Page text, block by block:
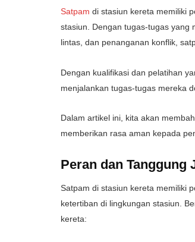
Satpam di stasiun kereta memiliki
stasiun. Dengan tugas-tugas yang
lintas, dan penanganan konflik,
Dengan kualifikasi dan pelatihan
menjalankan tugas-tugas mereka
Dalam artikel ini, kita akan
memberikan rasa aman kepada
Peran dan Tanggung
Satpam di stasiun kereta memiliki
ketertiban di lingkungan stasiun.
kereta: